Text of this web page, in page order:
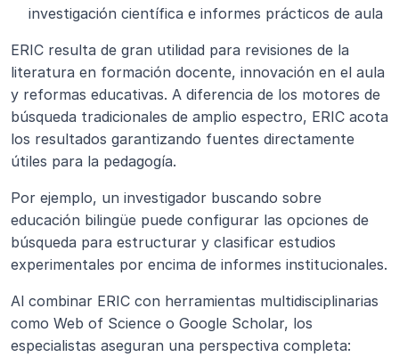
investigación científica e informes prácticos de aula
ERIC resulta de gran utilidad para revisiones de la
literatura en formación docente, innovación en el aula
y reformas educativas. A diferencia de los motores de
búsqueda tradicionales de amplio espectro, ERIC acota
los resultados garantizando fuentes directamente
útiles para la pedagogía.
Por ejemplo, un investigador buscando sobre
educación bilingüe puede configurar las opciones de
búsqueda para estructurar y clasificar estudios
experimentales por encima de informes institucionales.
Al combinar ERIC con herramientas multidisciplinarias
como Web of Science o Google Scholar, los
especialistas aseguran una perspectiva completa: